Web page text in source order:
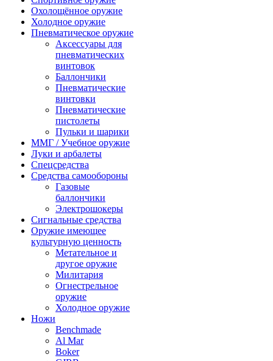
Охолощённое оружие
Холодное оружие
Пневматическое оружие
Аксессуары для
пневматических
винтовок
Баллончики
Пневматические
винтовки
Пневматические
пистолеты
Пульки и шарики
ММГ / Учебное оружие
Луки и арбалеты
Спецсредства
Средства самообороны
Газовые
баллончики
Электрошокеры
Сигнальные средства
Оружие имеющее
культурную ценность
Метательное и
другое оружие
Милитария
Огнестрельное
оружие
Холодное оружие
Ножи
Benchmade
Al Mar
Boker